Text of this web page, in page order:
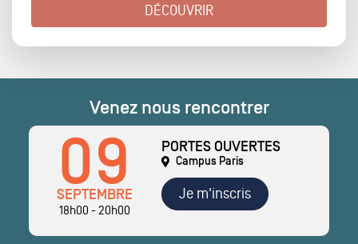
DÉCOUVRIR
Venez nous rencontrer
09
SEPTEMBRE
18h00 - 20h00
PORTES OUVERTES
Campus Paris
Je m'inscris